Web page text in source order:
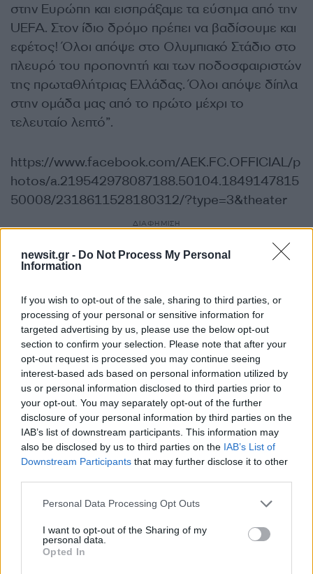
newsit.gr - Do Not Process My Personal
Information
If you wish to opt-out of the sale, sharing to third parties, or
processing of your personal or sensitive information for
targeted advertising by us, please use the below opt-out
section to confirm your selection. Please note that after your
opt-out request is processed you may continue seeing
interest-based ads based on personal information utilized by
us or personal information disclosed to third parties prior to
your opt-out. You may separately opt-out of the further
disclosure of your personal information by third parties on the
IAB’s list of downstream participants. This information may
also be disclosed by us to third parties on the IAB’s List of
Downstream Participants that may further disclose it to other
Please note that this website/app uses one or more Google
not limited to your visit or usage behaviour. You may click to
grant or deny consent to Google and its third-party tags to
use your data for below specified purposes in below Google
Personal Data Processing Opt Outs
I want to opt-out of the Sharing of my
personal data.
Opted In
στην Ευρώπη και εισπράξαμε τα εύσημα από την
UEFA. Στον ίδιο δρόμο πρέπει να βαδίσουμε και
εφέτος!Όλοι απόψε στο Ολυμπιακό Στάδιο στο
πλευρό του προπονητή και των ποδοσφαιριστών
της πρωταθλήτριας Ελλάδας. Όλοι απόψε δίπλα
στην ομάδα μας από το πρώτο μέχρι το
τελευταίο λεπτό”.
https://www.facebook.com/AEK.FC.OFFICIAL/p
hotos/a.219542978087188.50104.1849147815
50008/2318611528180312/?type=3&theater
ΔΙΑΦΗΜΙΣΗ
Αν τα χάσατε